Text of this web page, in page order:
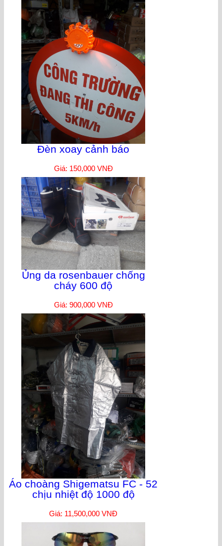
Đèn xoay cảnh báo
Giá: 150,000 VNĐ
Ủng da rosenbauer chống
cháy 600 độ
Giá: 900,000 VNĐ
Áo choàng Shigematsu FC - 52
chịu nhiệt độ 1000 độ
Giá: 11,500,000 VNĐ